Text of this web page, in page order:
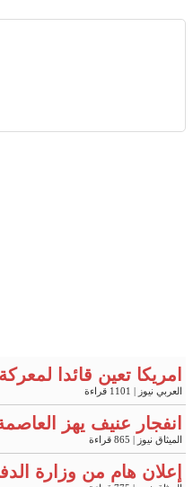
امريكا تعين قائدا
العربي نيوز | 1101 قراءة
انفجار عنيف يهز
الميثاق نيوز | 865 قراءة
إعلان هام من وزارة